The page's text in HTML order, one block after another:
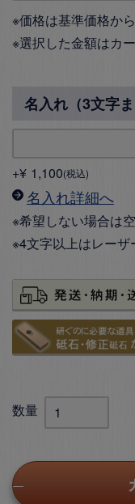
※価格は基準価格か
※選択した金額はカ
名入れ（3文字ま
+¥ 1,100 税込
名入れ詳細へ
※希望しない場合は
※4文字以上はレー